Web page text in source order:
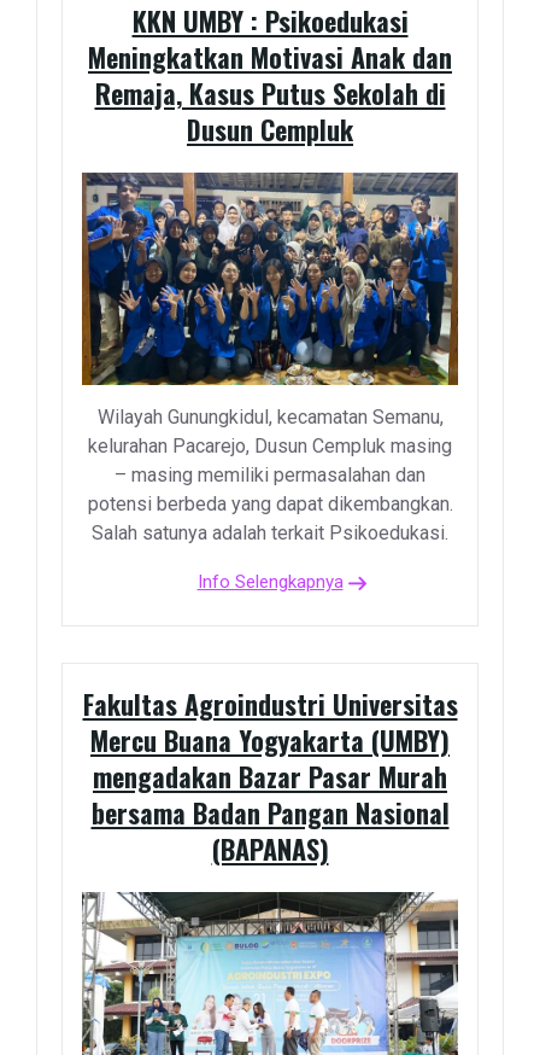
KKN UMBY : Psikoedukasi
Meningkatkan Motivasi Anak dan
Remaja, Kasus Putus Sekolah di
Dusun Cempluk
Wilayah Gunungkidul, kecamatan Semanu,
kelurahan Pacarejo, Dusun Cempluk masing
– masing memiliki permasalahan dan
potensi berbeda yang dapat dikembangkan.
Salah satunya adalah terkait Psikoedukasi.
Info Selengkapnya
Fakultas Agroindustri Universitas
Mercu Buana Yogyakarta (UMBY)
mengadakan Bazar Pasar Murah
bersama Badan Pangan Nasional
(BAPANAS)